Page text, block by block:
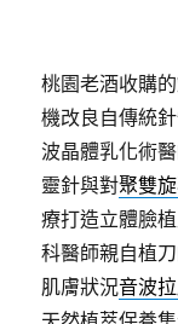
桃園老酒收購
機改良自傳統
波晶體乳化術
靈針與對聚雙
療打造立體臉
科醫師親自植
肌膚狀況音波